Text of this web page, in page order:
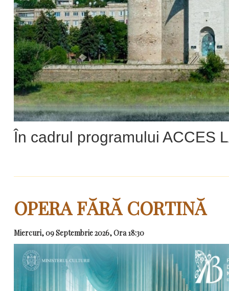
În cadrul programului ACCES
OPERA FĂRĂ CORTINĂ
Miercuri, 09 Septembrie 2026, Ora 18:30